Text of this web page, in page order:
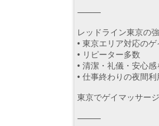
⸻
レッドライン東京の
• 東京エリア対応の
• リピーター多数
• 清潔・礼儀・安心感
• 仕事終わりの夜間
東京でゲイマッサー
⸻